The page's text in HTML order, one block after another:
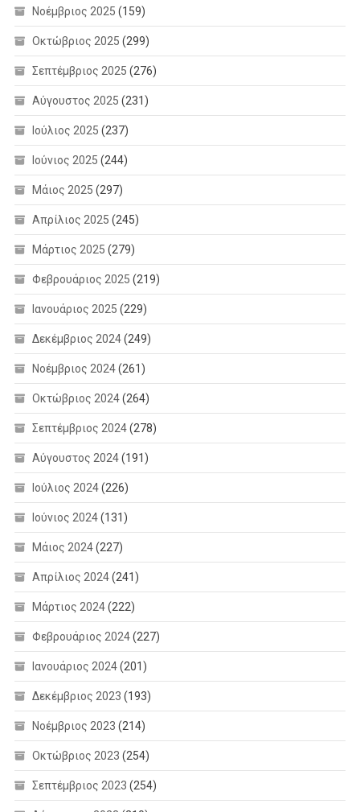
Νοέμβριος 2025 (159)
Οκτώβριος 2025 (299)
Σεπτέμβριος 2025 (276)
Αύγουστος 2025 (231)
Ιούλιος 2025 (237)
Ιούνιος 2025 (244)
Μάιος 2025 (297)
Απρίλιος 2025 (245)
Μάρτιος 2025 (279)
Φεβρουάριος 2025 (219)
Ιανουάριος 2025 (229)
Δεκέμβριος 2024(249)
Νοέμβριος 2024(261)
Οκτώβριος 2024(264)
Σεπτέμβριος 2024(278)
Αύγουστος 2024(191)
Ιούλιος 2024(226)
Ιούνιος 2024(131)
Μάιος 2024(227)
Απρίλιος 2024(241)
Μάρτιος 2024(222)
Φεβρουάριος 2024(227)
Ιανουάριος 2024(201)
Δεκέμβριος 2023 (193)
Νοέμβριος 2023 (214)
Οκτώβριος 2023 (254)
Σεπτέμβριος 2023 (254)